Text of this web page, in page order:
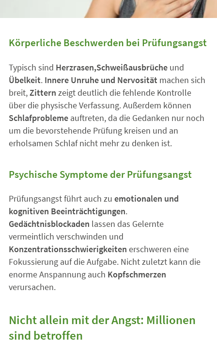
Körperliche Beschwerden bei Prüfungsangst
Typisch sind Herzrasen,Schweißausbrücheund
Übelkeit. Innere Unruhe und Nervosität machen sich
breit,Zittern zeigt deutlich die fehlende Kontrolle
über die physische Verfassung. Außerdem können
Schlafproblemeauftreten, da die Gedanken nur noch
um die bevorstehende Prüfung kreisen und an
erholsamen Schlaf nicht mehr zu denken ist.
Psychische Symptome der Prüfungsangst
Prüfungsangst führt auch zu emotionalen und
kognitiven Beeinträchtigungen.
Gedächtnisblockaden lassen das Gelernte
vermeintlich verschwinden und
Konzentrationsschwierigkeiten erschweren eine
Fokussierung auf die Aufgabe. Nicht zuletzt kann die
enorme Anspannung auch Kopfschmerzen
verursachen.
Nicht allein mit der Angst: Millionen
sind betroffen